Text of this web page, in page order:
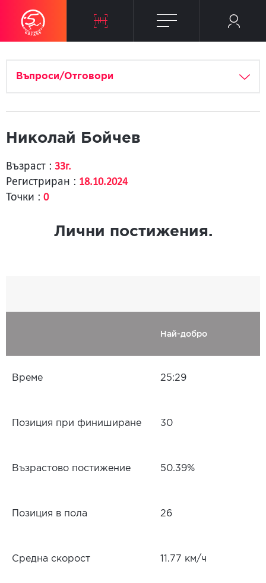
Въпроси/Отговори
Николай Бойчев
Възраст : 33г.
Регистриран : 18.10.2024
Точки : 0
Лични постижения.
Най-добро
Време 25:29
Позиция при финиширане 30
Възрастово постижение 50.39%
Позиция в пола 26
Средна скорост 11.77 км/ч